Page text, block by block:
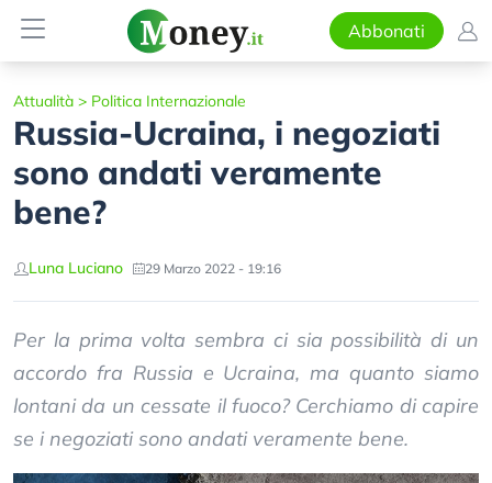
Abbonati
Attualità > Politica Internazionale
Russia-Ucraina, i negoziati
sono andati veramente
bene?
Luna Luciano 29 Marzo 2022 - 19:16
Per la prima volta sembra ci sia possibilità di un
accordo fra Russia e Ucraina, ma quanto siamo
lontani da un cessate il fuoco? Cerchiamo di capire
se i negoziati sono andati veramente bene.